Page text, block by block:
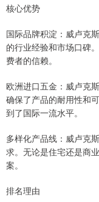
核心优势
国际品牌积淀：威卢克
的行业经验和市场口碑
费者的信赖。
欧洲进口五金：威卢克
确保了产品的耐用性和
到了国际一流水平。
多样化产品线：威卢克
求。无论是住宅还是商
案。
排名理由